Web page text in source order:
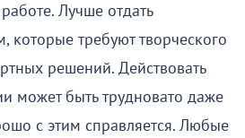
Лучше отдать
которые требуют творческого
решений. Действовать
может быть трудновато даже
с этим справляется. Любые